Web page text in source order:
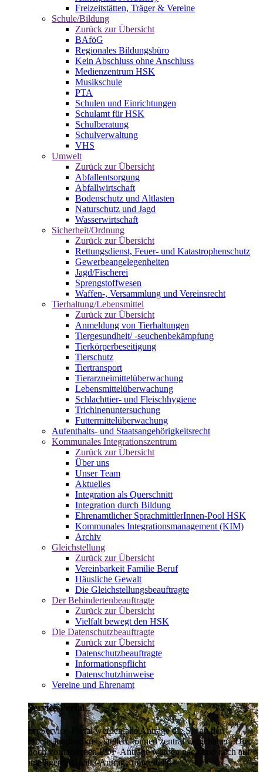
Freizeitstätten, Träger & Vereine
Schule/Bildung
Zurück zur Übersicht
BAföG
Regionales Bildungsbüro
Kein Abschluss ohne Anschluss
Medienzentrum HSK
Musikschule
PTA
Schulen und Einrichtungen
Schulamt für HSK
Schulberatung
Schulverwaltung
VHS
Umwelt
Zurück zur Übersicht
Abfallentsorgung
Abfallwirtschaft
Bodenschutz und Altlasten
Naturschutz und Jagd
Wasserwirtschaft
Sicherheit/Ordnung
Zurück zur Übersicht
Rettungsdienst, Feuer- und Katastrophenschutz
Gewerbeangelegenheiten
Jagd/Fischerei
Sprengstoffwesen
Waffen-, Versammlung und Vereinsrecht
Tierhaltung/Lebensmittel
Zurück zur Übersicht
Anmeldung von Tierhaltungen
Tiergesundheit/ -seuchenbekämpfung
Tierkörperbeseitigung
Tierschutz
Tiertransport
Tierarzneimittelüberwachung
Lebensmittelüberwachung
Schlachttier- und Fleischhygiene
Trichinenuntersuchung
Futtermittelüberwachung
Aufenthalts- und Staatsangehörigkeitsrecht
Kommunales Integrationszentrum
Zurück zur Übersicht
Über uns
Unser Team
Aktuelles
Integration als Querschnitt
Integration durch Bildung
Ehrenamtlicher SprachmittlerInnen-Pool HSK
Kommunales Integrationsmanagement (KIM)
Archiv
Gleichstellung
Zurück zur Übersicht
Vereinbarkeit Familie Beruf
Häusliche Gewalt
Die Gleichstellungsbeauftragte
Der Behindertenbeauftragte
Zurück zur Übersicht
Vielfalt bewegt den HSK
Die Datenschutzbeauftragte
Zurück zur Übersicht
Datenschutzbeauftragte
Informationspflicht
Datenschutzhinweise
Vereine und Ehrenamt
Service-Portal
Im Service-Portal werden alle Anträge die Sie an den
Hochsauerlandkreis stellen können zentral vorgehalten. Die
noch vorhandenen PDF-Anträge werden nach und nach auf
intelligente Online-Anträge umgestellt.